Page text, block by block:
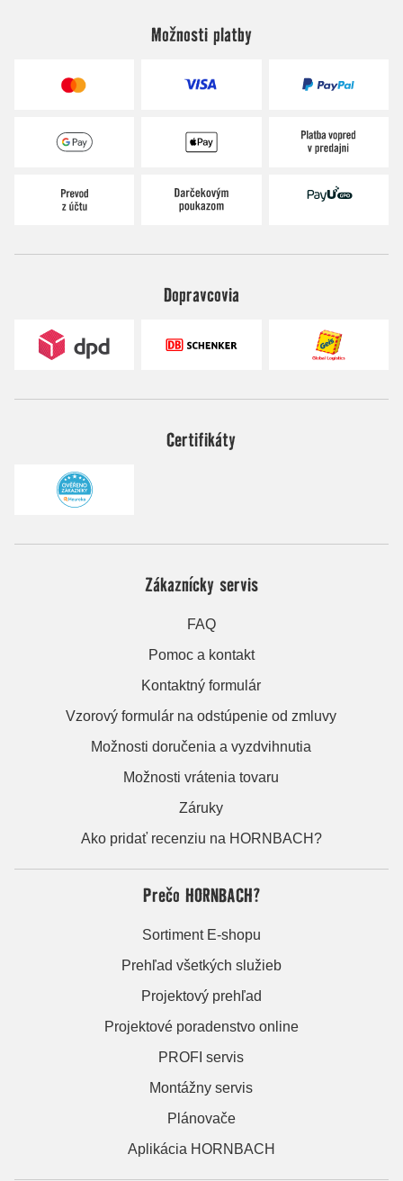
Možnosti platby
Dopravcovia
Certifikáty
Zákaznícky servis
FAQ
Pomoc a kontakt
Kontaktný formulár
Vzorový formulár na odstúpenie od zmluvy
Možnosti doručenia a vyzdvihnutia
Možnosti vrátenia tovaru
Záruky
Ako pridať recenziu na HORNBACH?
Prečo HORNBACH?
Sortiment E-shopu
Prehľad všetkých služieb
Projektový prehľad
Projektové poradenstvo online
PROFI servis
Montážny servis
Plánovače
Aplikácia HORNBACH